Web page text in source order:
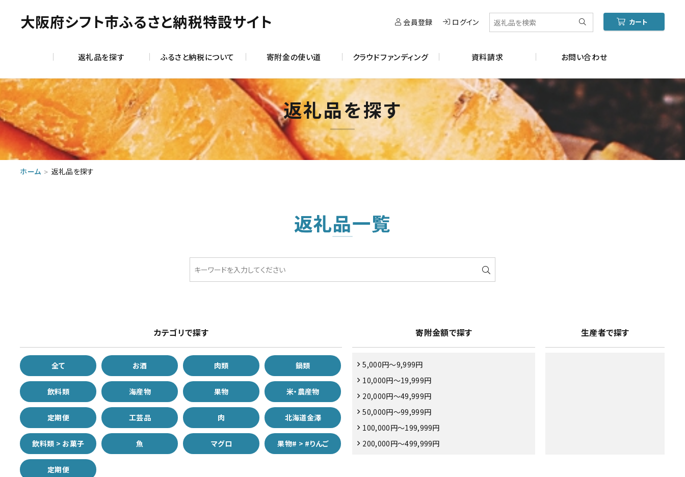
大阪府シフト市ふるさと納税特設サイト 会員登録 ログイン カート
返礼品を探す ふるさと納税について 寄附金の使い道 クラウドファンディング 資料請求 お問い合わせ
返礼品を探す
ホーム 返礼品を探す
返礼品一覧
カテゴリで探す
全て お酒 肉類 鍋類
飲料類 海産物 果物 米・農産物
定期便 工芸品 肉 北海道金澤
飲料類 > お菓子 魚 マグロ 果物# > #りんご
定期便
寄附金額で探す
5,000円～9,999円
10,000円～19,999円
20,000円～49,999円
50,000円～99,999円
100,000円～199,999円
200,000円～499,999円
生産者で探す